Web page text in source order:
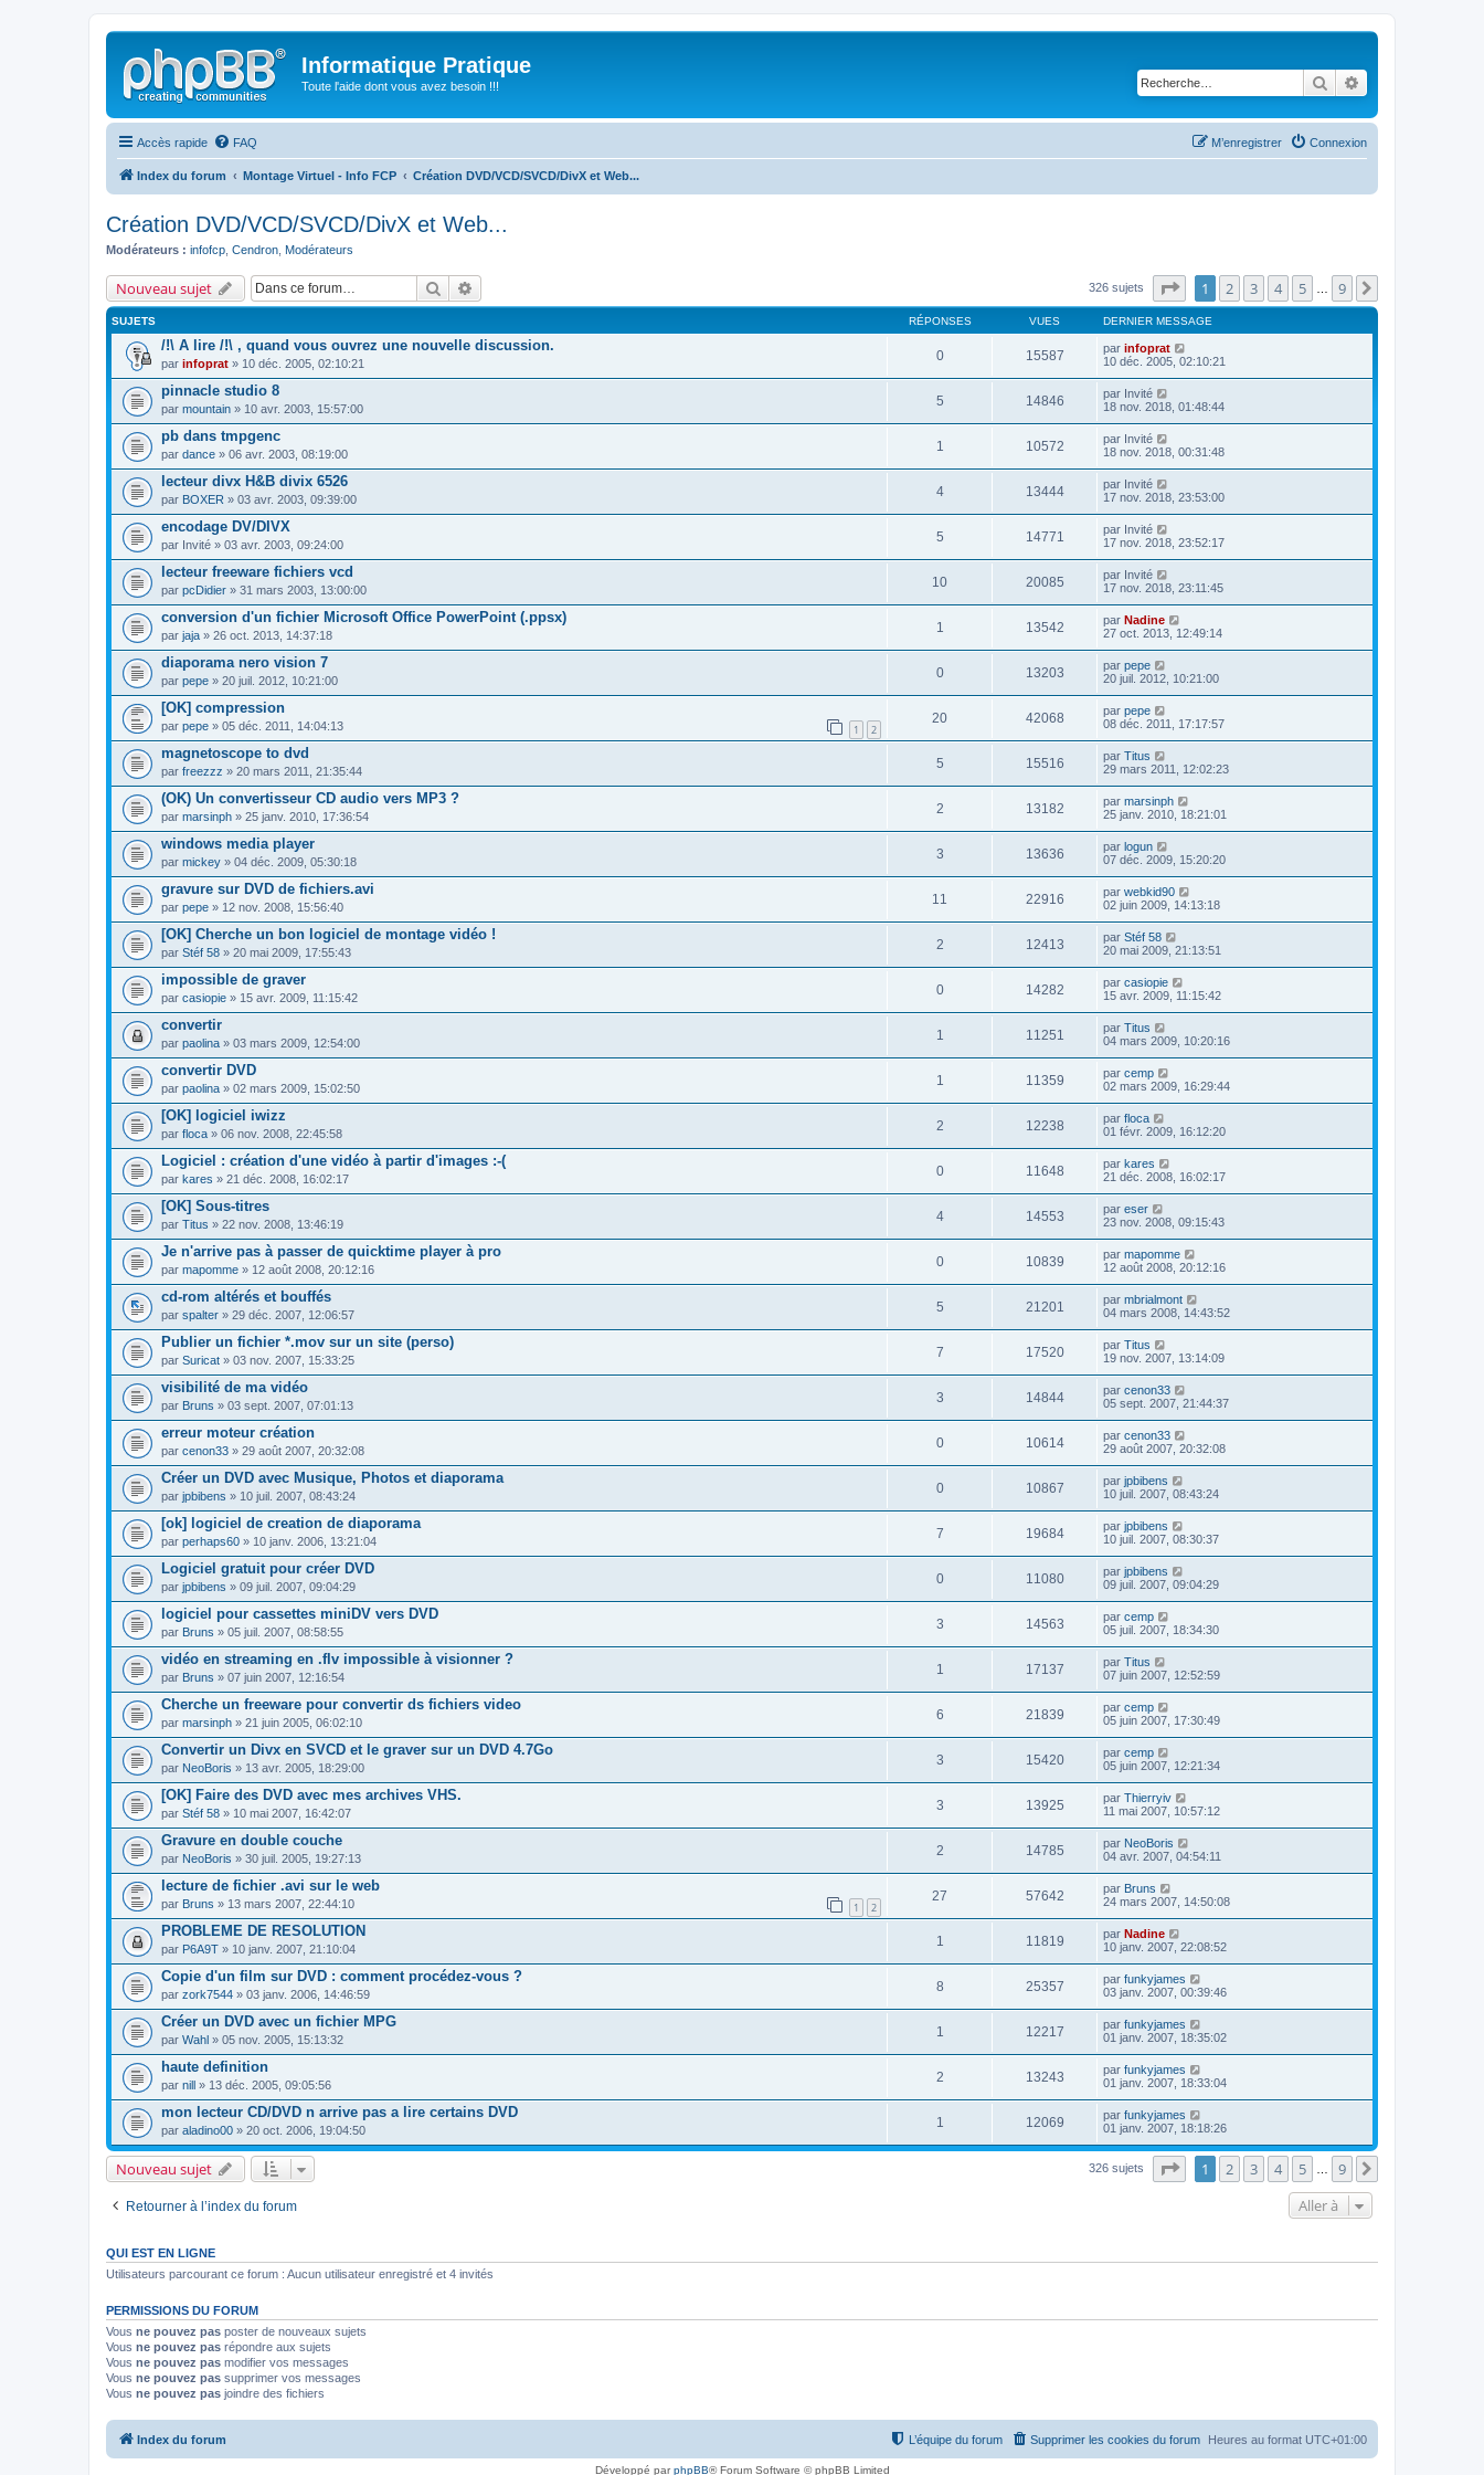
Informatique Pratique
Toute l'aide dont vous avez besoin !!! Rechercher
Accès rapide FAQ Connexion
M’enregistrer
Index du forum Montage Virtuel - Info FCP Création DVD/VCD/SVCD/DivX et Web...
Création DVD/VCD/SVCD/DivX et Web...
Modérateurs : infofcp Cendron Modérateurs
Nouveau sujet Rechercher 326 sujets Page sur9
1 2 3 4 5 9
SUJETS RÉPONSES VUES DERNIER MESSAGE
/!\ A lire /!\ , quand vous ouvrez une nouvelle discussion.
par infoprat » 10 déc. 2005, 02:10:21
0 15587 par infoprat
10 déc. 2005, 02:10:21
pinnacle studio 8
par mountain » 10 avr. 2003, 15:57:00
5 14846 par Invité
18 nov. 2018, 01:48:44
pb dans tmpgenc
par dance » 06 avr. 2003, 08:19:00
1 10572 par Invité
18 nov. 2018, 00:31:48
lecteur divx H&B divix 6526
par BOXER » 03 avr. 2003, 09:39:00
4 13444 par Invité
17 nov. 2018, 23:53:00
encodage DV/DIVX
par Invité » 03 avr. 2003, 09:24:00
5 14771 par Invité
17 nov. 2018, 23:52:17
lecteur freeware fichiers vcd
par pcDidier » 31 mars 2003, 13:00:00
10 20085 par Invité
17 nov. 2018, 23:11:45
conversion d'un fichier Microsoft Office PowerPoint (.ppsx)
par jaja » 26 oct. 2013, 14:37:18
1 13542 par Nadine
27 oct. 2013, 12:49:14
diaporama nero vision 7
par pepe » 20 juil. 2012, 10:21:00
0 13203 par pepe
20 juil. 2012, 10:21:00
[OK] compression
par pepe » 05 déc. 2011, 14:04:13 1 2
20 42068 par pepe
08 déc. 2011, 17:17:57
magnetoscope to dvd
par freezzz » 20 mars 2011, 21:35:44
5 15516 par Titus
29 mars 2011, 12:02:23
(OK) Un convertisseur CD audio vers MP3 ?
par marsinph » 25 janv. 2010, 17:36:54
2 13182 par marsinph
25 janv. 2010, 18:21:01
windows media player
par mickey » 04 déc. 2009, 05:30:18
3 13636 par logun
07 déc. 2009, 15:20:20
gravure sur DVD de fichiers.avi
par pepe » 12 nov. 2008, 15:56:40
11 22916 par webkid90
02 juin 2009, 14:13:18
[OK] Cherche un bon logiciel de montage vidéo !
par Stéf 58 » 20 mai 2009, 17:55:43
2 12413 par Stéf 58
20 mai 2009, 21:13:51
impossible de graver
par casiopie » 15 avr. 2009, 11:15:42
0 14282 par casiopie
15 avr. 2009, 11:15:42
convertir
par paolina » 03 mars 2009, 12:54:00
1 11251 par Titus
04 mars 2009, 10:20:16
convertir DVD
par paolina » 02 mars 2009, 15:02:50
1 11359 par cemp
02 mars 2009, 16:29:44
[OK] logiciel iwizz
par floca » 06 nov. 2008, 22:45:58
2 12238 par floca
01 févr. 2009, 16:12:20
Logiciel : création d'une vidéo à partir d'images :-(
par kares » 21 déc. 2008, 16:02:17
0 11648 par kares
21 déc. 2008, 16:02:17
[OK] Sous-titres
par Titus » 22 nov. 2008, 13:46:19
4 14553 par eser
23 nov. 2008, 09:15:43
Je n'arrive pas à passer de quicktime player à pro
par mapomme » 12 août 2008, 20:12:16
0 10839 par mapomme
12 août 2008, 20:12:16
cd-rom altérés et bouffés
par spalter » 29 déc. 2007, 12:06:57
5 21201 par mbrialmont
04 mars 2008, 14:43:52
Publier un fichier *.mov sur un site (perso)
par Suricat » 03 nov. 2007, 15:33:25
7 17520 par Titus
19 nov. 2007, 13:14:09
visibilité de ma vidéo
par Bruns » 03 sept. 2007, 07:01:13
3 14844 par cenon33
05 sept. 2007, 21:44:37
erreur moteur création
par cenon33 » 29 août 2007, 20:32:08
0 10614 par cenon33
29 août 2007, 20:32:08
Créer un DVD avec Musique, Photos et diaporama
par jpbibens » 10 juil. 2007, 08:43:24
0 10867 par jpbibens
10 juil. 2007, 08:43:24
[ok] logiciel de creation de diaporama
par perhaps60 » 10 janv. 2006, 13:21:04
7 19684 par jpbibens
10 juil. 2007, 08:30:37
Logiciel gratuit pour créer DVD
par jpbibens » 09 juil. 2007, 09:04:29
0 11080 par jpbibens
09 juil. 2007, 09:04:29
logiciel pour cassettes miniDV vers DVD
par Bruns » 05 juil. 2007, 08:58:55
3 14563 par cemp
05 juil. 2007, 18:34:30
vidéo en streaming en .flv impossible à visionner ?
par Bruns » 07 juin 2007, 12:16:54
1 17137 par Titus
07 juin 2007, 12:52:59
Cherche un freeware pour convertir ds fichiers video
par marsinph » 21 juin 2005, 06:02:10
6 21839 par cemp
05 juin 2007, 17:30:49
Convertir un Divx en SVCD et le graver sur un DVD 4.7Go
par NeoBoris » 13 avr. 2005, 18:29:00
3 15420 par cemp
05 juin 2007, 12:21:34
[OK] Faire des DVD avec mes archives VHS.
par Stéf 58 » 10 mai 2007, 16:42:07
3 13925 par Thierryiv
11 mai 2007, 10:57:12
Gravure en double couche
par NeoBoris » 30 juil. 2005, 19:27:13
2 14785 par NeoBoris
04 avr. 2007, 04:54:11
lecture de fichier .avi sur le web
par Bruns » 13 mars 2007, 22:44:10 1 2
27 57642 par Bruns
24 mars 2007, 14:50:08
PROBLEME DE RESOLUTION
par P6A9T » 10 janv. 2007, 21:10:04
1 11819 par Nadine
10 janv. 2007, 22:08:52
Copie d'un film sur DVD : comment procédez-vous ?
par zork7544 » 03 janv. 2006, 14:46:59
8 25357 par funkyjames
03 janv. 2007, 00:39:46
Créer un DVD avec un fichier MPG
par Wahl » 05 nov. 2005, 15:13:32
1 12217 par funkyjames
01 janv. 2007, 18:35:02
haute definition
par nill » 13 déc. 2005, 09:05:56
2 13243 par funkyjames
01 janv. 2007, 18:33:04
mon lecteur CD/DVD n arrive pas a lire certains DVD
par aladino00 » 20 oct. 2006, 19:04:50
1 12069 par funkyjames
01 janv. 2007, 18:18:26
Nouveau sujet 326 sujets Page sur9
1 2 3 4 5 9
Retourner à l’index du forum Aller à
QUI EST EN LIGNE
Utilisateurs parcourant ce forum : Aucun utilisateur enregistré et 4 invités
PERMISSIONS DU FORUM
Vous ne pouvez pas poster de nouveaux sujets
Vous ne pouvez pas répondre aux sujets
Vous ne pouvez pas modifier vos messages
Vous ne pouvez pas supprimer vos messages
Vous ne pouvez pas joindre des fichiers
Index du forum Heures au format UTC+01:00
Supprimer les cookies du forum
L’équipe du forum
Développé parphpBB® Forum Software © phpBB Limited